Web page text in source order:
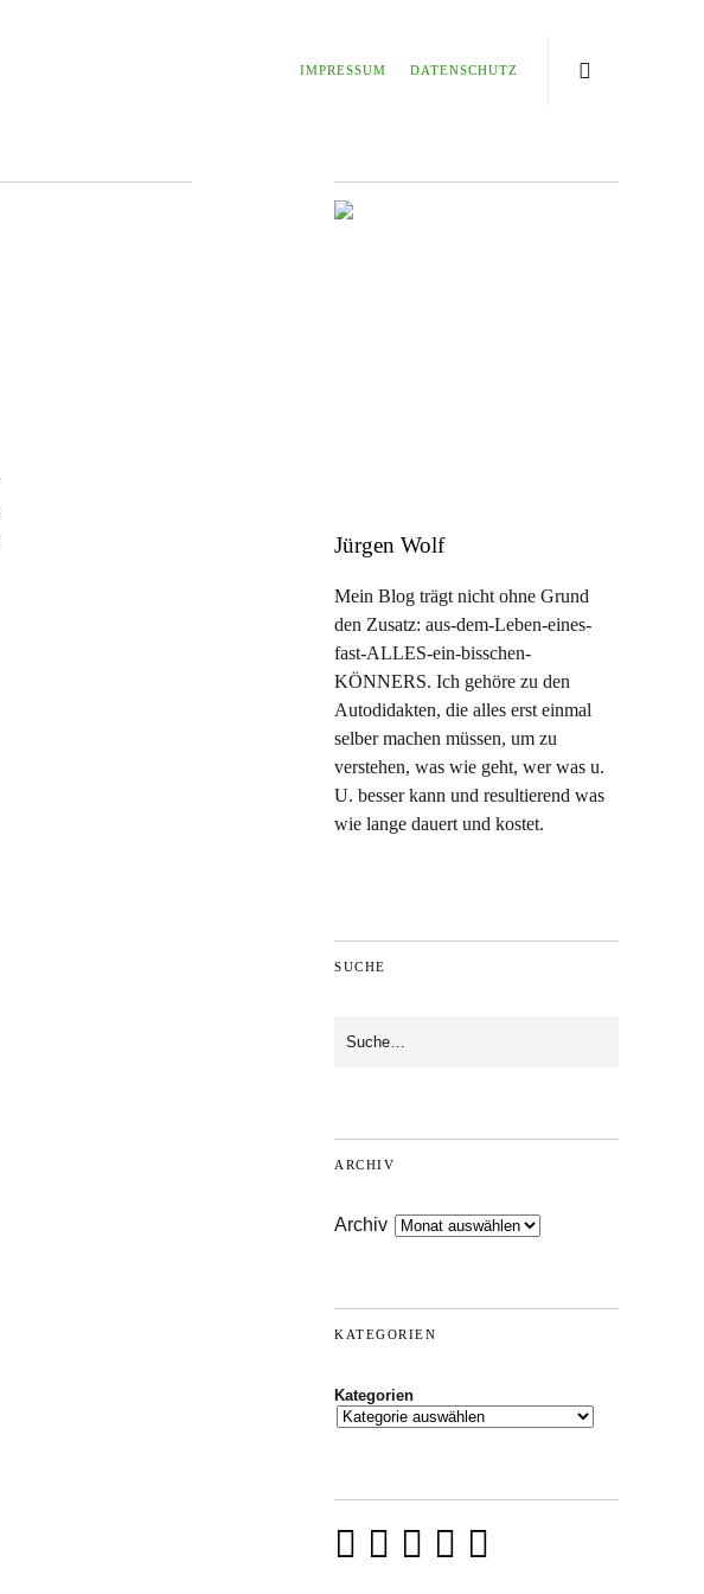
IMPRESSUM DATENSCHUTZ
Jürgen Wolf
Mein Blog trägt nicht ohne Grund
den Zusatz: aus-dem-Leben-eines-
fast-ALLES-ein-bisschen-
KÖNNERS. Ich gehöre zu den
Autodidakten, die alles erst einmal
selber machen müssen, um zu
verstehen, was wie geht, wer was u.
U. besser kann und resultierend was
wie lange dauert und kostet.
SUCHE
ARCHIV
Archiv
KATEGORIEN
Kategorien